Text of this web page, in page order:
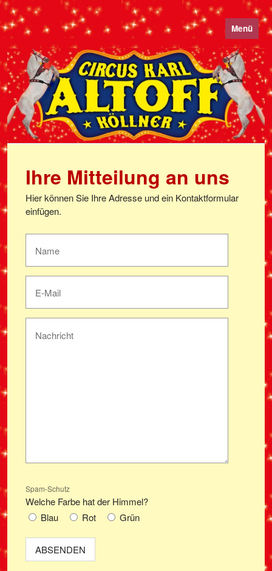
Menü
Ihre Mitteilung an uns
Hier können Sie Ihre Adresse und ein Kontaktformular
einfügen.
Spam-Schutz
Welche Farbe hat der Himmel?
Blau
Rot Grün